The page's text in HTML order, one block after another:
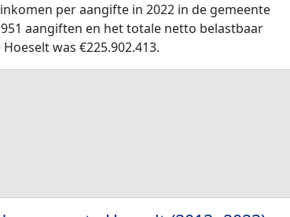
per aangifte in 2022 in de gemeente
aangiften en het totale netto belastbaar
was €225.902.413.